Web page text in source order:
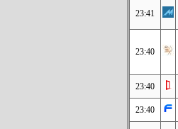
23:41
23:40
23:40
23:40